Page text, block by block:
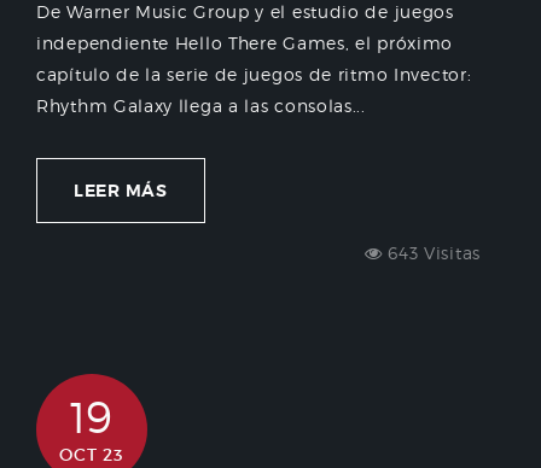
De Warner Music Group y el estudio de juegos
independiente Hello There Games, el próximo
capítulo de la serie de juegos de ritmo Invector:
Rhythm Galaxy llega a las consolas...
LEER MÁS
643 Visitas
19
OCT 23